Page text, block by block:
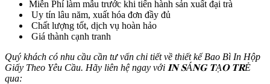
Miễn Phí làm mẫu trước khi tiến hành sản xuất đại trà
Uy tín lâu năm, xuất hóa đơn đầy đủ
Chất lượng tốt, dịch vụ hoàn hảo
Giá thành cạnh tranh
Quý khách có nhu cầu cần tư vấn chi tiết về thiết kế Bao Bì In Hộp
Giấy Theo Yêu Cầu. Hãy liên hệ ngay với 𝐈𝐍 𝐒Á𝐍𝐆 𝐓Ạ𝐎 𝐓𝐑Ẻ
qua: